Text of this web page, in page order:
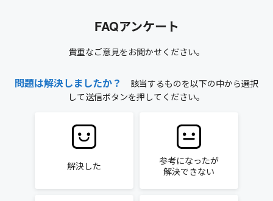
FAQアンケート
貴重なご意見をお聞かせください。
問題は解決しましたか？
該当するものを以下の中から選択
して送信ボタンを押してください。
解決した
参考になったが
解決できない